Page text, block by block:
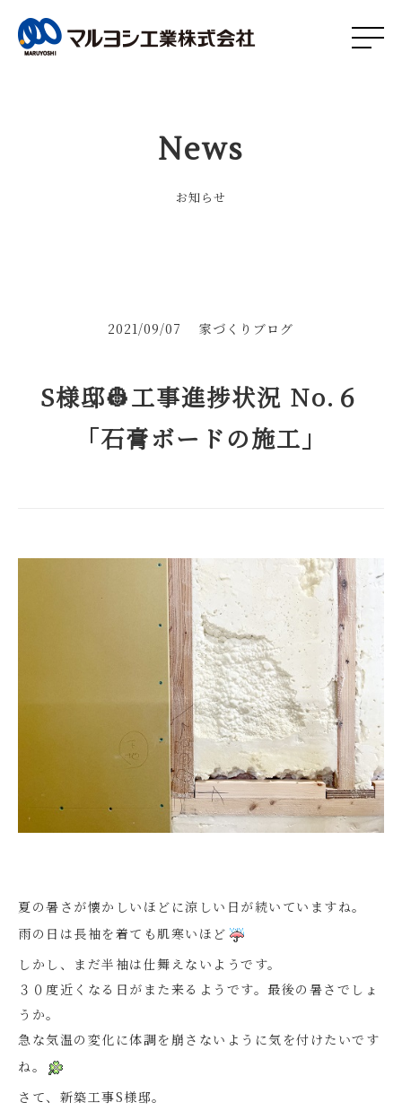
News
お知らせ
2021/09/07 家づくりブログ
S様邸👷工事進捗状況 No.６
「石膏ボードの施工」
夏の暑さが懐かしいほどに涼しい日が続いていますね。
雨の日は長袖を着ても肌寒いほど
しかし、まだ半袖は仕舞えないようです。
３０度近くなる日がまた来るようです。最後の暑さでしょ
うか。
急な気温の変化に体調を崩さないように気を付けたいです
ね。
さて、新築工事S様邸。